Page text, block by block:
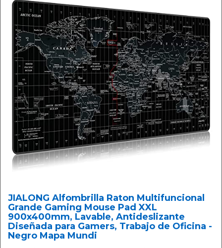
JIALONG Alfombrilla Raton Multifuncional
Grande Gaming Mouse Pad XXL
900x400mm, Lavable, Antideslizante
Diseñada para Gamers, Trabajo de Oficina -
Negro Mapa Mundi